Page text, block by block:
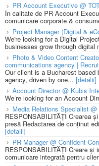
PR Account Executive @
În calitate de PR Account
comunicare corporate &
Project Manager (Digital &
We're looking for a Digital
businesses grow through digital
Photo & Video Content
communications agency |
Our client is a Bucharest based
agency, driven by one... [detalii]
Account Director @ Kubis
We’re looking for an Account
Media Relations Specialist
RESPONSABILITĂȚI Crearea
presă Redactarea de conținut
[detalii]
PR Manager @ Confident
RESPONSABILITĂȚI Creare și
comunicare integrată pentru